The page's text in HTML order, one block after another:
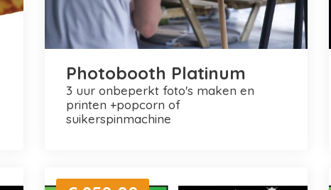
Photobooth Platinum
3 uur onbeperkt foto's maken en
printen +popcorn of
suikerspinmachine